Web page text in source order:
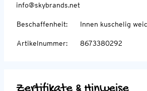
info@skybrands.net
Beschaffenheit: Innen kuschelig
Artikelnummer: 8673380292